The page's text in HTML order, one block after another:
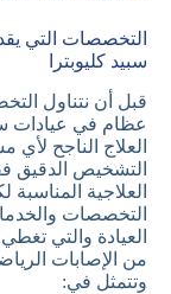
التخصصات التي
سبيد كليوبترا
قبل أن نتناول
عظام في عيادات
العلاج الناجح
التشخيص الدقيق
العلاجية
التخصصات
العيادة والتي
من الإصابات
وتتمثل في: